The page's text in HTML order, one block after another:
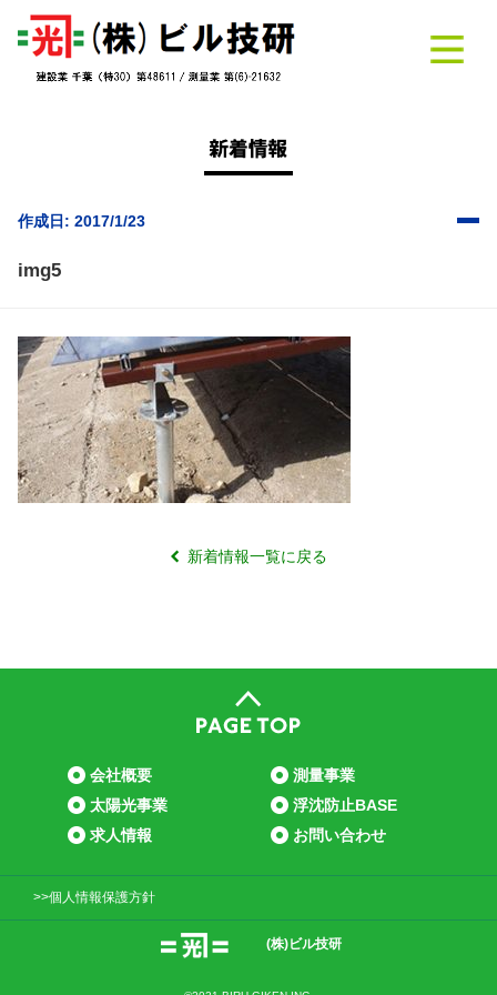
作成日: 2017/1/23
img5
新着情報一覧に戻る
(株)ビル技研
会社概要
測量事業
太陽光事業
浮沈防止BASE
求人情報
お問い合わせ
>>個人情報保護方針